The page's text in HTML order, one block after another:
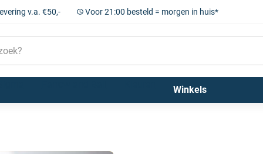
v.a. €50,- Voor 21:00 besteld = morgen in huis*
Winkels